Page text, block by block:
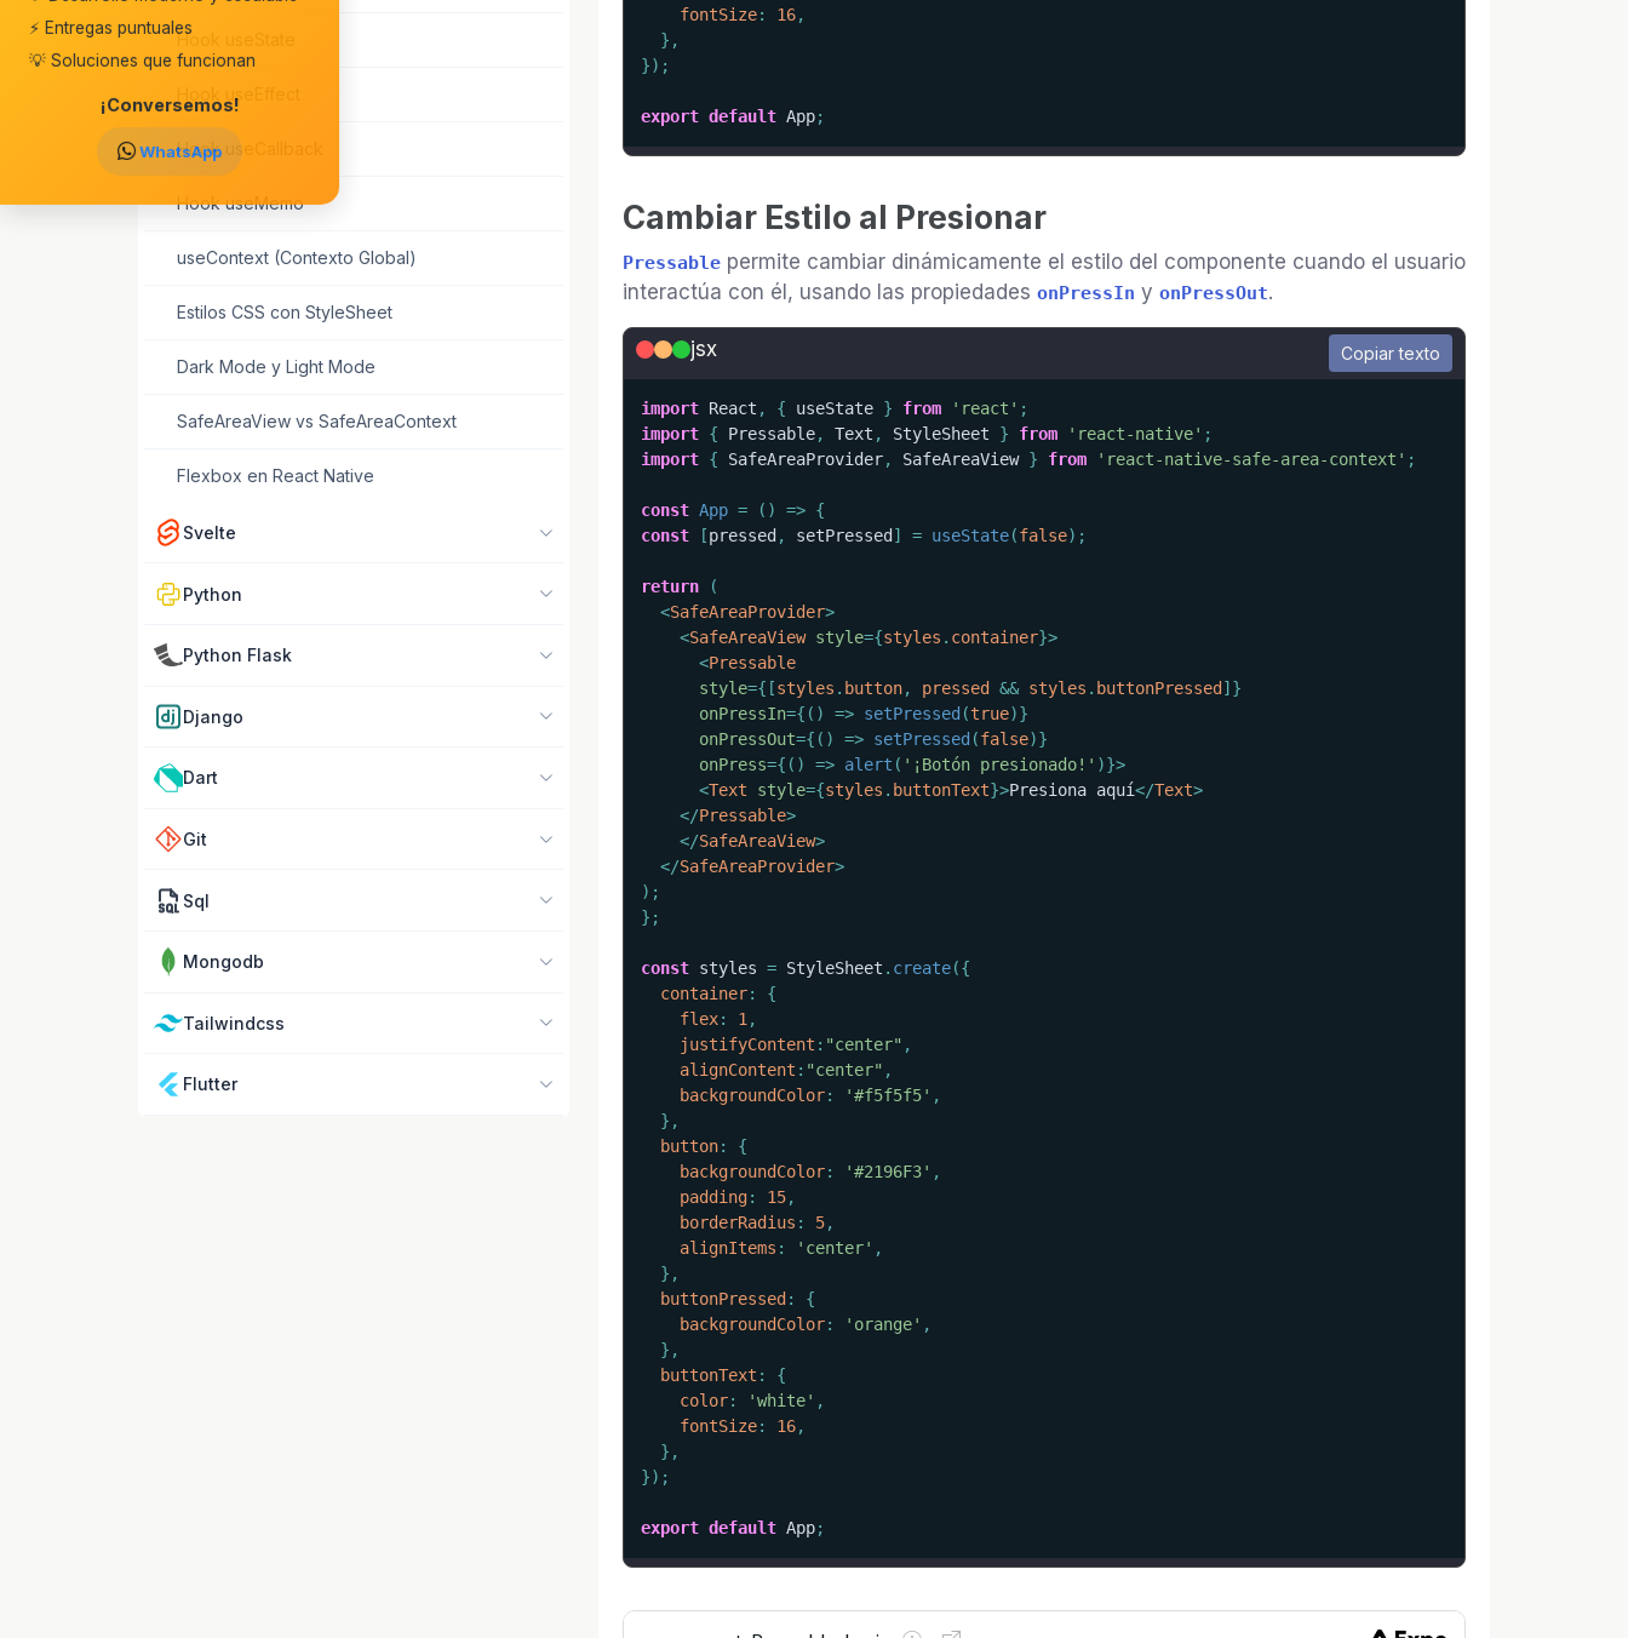
Hook useState
Hook useEffect
Hook useCallback
Hook useMemo
useContext (Contexto Global)
Estilos CSS con StyleSheet
Dark Mode y Light Mode
SafeAreaView vs SafeAreaContext
Flexbox en React Native
Svelte
Python
Python Flask
Django
Dart
Git
Sql
Mongodb
Tailwindcss
Flutter
fontSize: 16,
} ,
}) ;
export default App;
Cambiar Estilo al Presionar
Pressable permite cambiar dinámicamente el estilo del componente cuando el usuario
interactúa con él, usando las propiedades onPressIn y onPressOut.
jsx Copiar texto
import React , { useState } from 'react' ;
import { Pressable, Text , StyleSheet } from 'react-native' ;
import { SafeAreaProvider, SafeAreaView } from 'react-native-safe-area-context' ;
const App = ( ) => {
const
[pressed , setPressed ] = useState(false) ;
return
(
<SafeAreaProvider>
<SafeAreaView style={styles . container}>
<Pressable
style={ [styles . button, pressed && styles . buttonPressed ] }
onPressIn={ ( ) => setPressed (true)}
onPressOut={ ( ) => setPressed (false)}
onPress={ ( ) => alert ( '¡Botón presionado!' )}>
<Text style={styles . buttonText}>Presiona aquí</Text>
</Pressable>
</SafeAreaView>
</SafeAreaProvider>
) ;
} ;
const styles = StyleSheet . create({
container:
{
flex: 1 ,
justifyContent : "center" ,
alignContent : "center" ,
backgroundColor: '#f5f5f5' ,
} ,
button:
{
backgroundColor: '#2196F3' ,
padding: 15,
borderRadius : 5,
alignItems : 'center' ,
} ,
buttonPressed :
{
backgroundColor: 'orange' ,
} ,
buttonText :
{
color: 'white' ,
fontSize: 16,
} ,
}) ;
export default App;
⚡ Entregas puntuales
💡 Soluciones que funcionan
¡Conversemos!
WhatsApp